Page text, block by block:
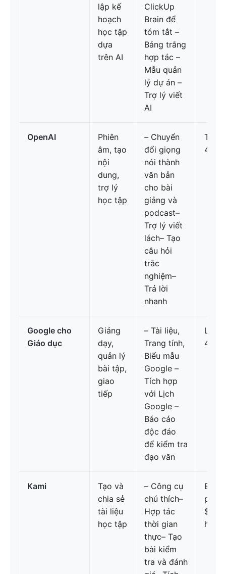
lập kế
hoạch
học tập
dựa
trên AI
ClickUp
Brain để
tóm tắt –
Bảng trắng
hợp tác –
Mẫu quản
lý dự án –
Trợ lý viết
AI
OpenAI
Phiên
âm, tạo
nội
dung,
trợ lý
học tập
– Chuyển
đổi giọng
nói thành
văn bản
cho bài
giảng và
podcast–
Trợ lý viết
lách– Tạo
câu hỏi
trắc
nghiệm–
Trả lời
nhanh
Trả
4.7/
Google cho
Giáo dục
Giảng
dạy,
quản lý
bài tập,
giao
tiếp
– Tài liệu,
Trang tính,
Biểu mẫu
Google –
Tích hợp
với Lịch
Google –
Báo cáo
độc đáo
để kiểm tra
đạo văn
Liên
4.7/
Kami
Tạo và
chia sẻ
tài liệu
học tập
– Công cụ
chú thích–
Hợp tác
thời gian
thực– Tạo
bài kiểm
tra và đánh
$99/
hệ